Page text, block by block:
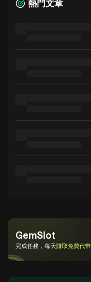
熱門文章
GemSlot
完成任務，每天賺取免費代幣